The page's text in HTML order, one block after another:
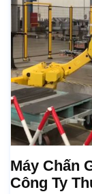
Máy Chấn
Công Ty